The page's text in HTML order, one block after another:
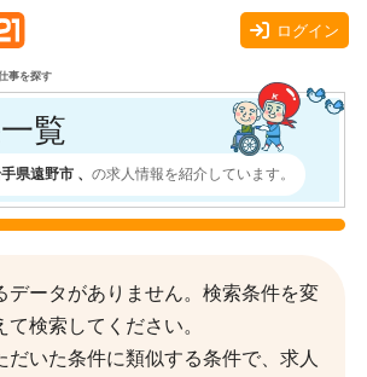
ログイン
事を探す
覧
県遠野市 、 の求人情報を紹介しています。
データがありません。検索条件を変
て検索してください。
だいた条件に類似する条件で、求人